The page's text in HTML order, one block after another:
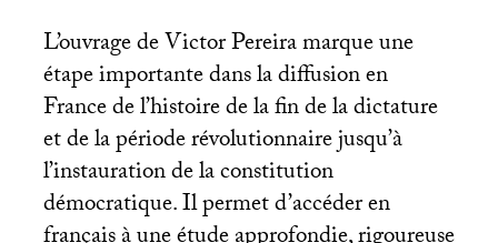
L’ouvrage de Victor Pereira marque une
étape importante dans la diffusion en
France de l’histoire de la fin de la dictature
et de la période révolutionnaire jusqu’à
l’instauration de la constitution
démocratique. Il permet d’accéder en